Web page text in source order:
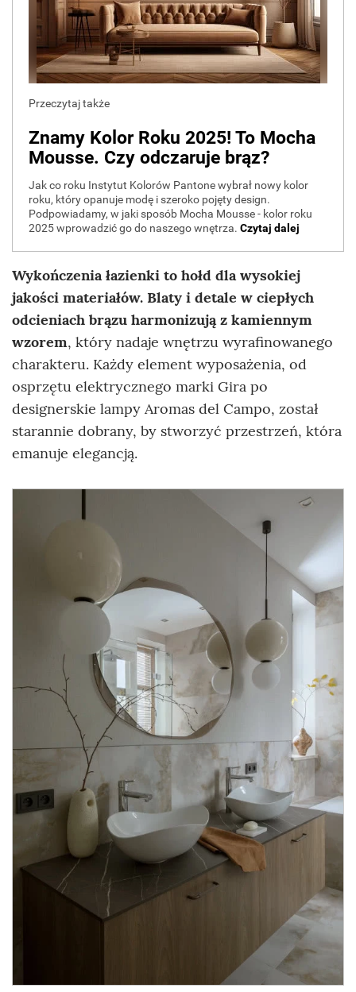
Wykończenia łazienki to hołd dla wysokiej
jakości materiałów. Blaty i detale w ciepłych
odcieniach brązu harmonizują z kamiennym
wzorem, który nadaje wnętrzu wyrafinowanego
charakteru. Każdy element wyposażenia, od
osprzętu elektrycznego marki Gira po
designerskie lampy Aromas del Campo, został
starannie dobrany, by stworzyć przestrzeń, która
emanuje elegancją.